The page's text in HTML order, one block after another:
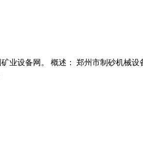
业设备网。 概述： 郑州市制砂机械